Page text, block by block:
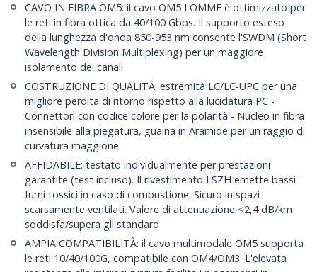
CAVO IN FIBRA OM5: il cavo OM5 LOMMF è ottimizzato per
le reti in fibra ottica da 40/100 Gbps. Il supporto esteso
della lunghezza d'onda 850-953 nm consente l'SWDM (Short
Wavelength Division Multiplexing) per un maggiore
isolamento dei canali
COSTRUZIONE DI QUALITÀ: estremità LC/LC-UPC per una
migliore perdita di ritorno rispetto alla lucidatura PC -
Connettori con codice colore per la polarità - Nucleo in fibra
insensibile alla piegatura, guaina in Aramide per un raggio di
curvatura maggione
AFFIDABILE: testato individualmente per prestazioni
garantite (test incluso). Il rivestimento LSZH emette bassi
fumi tossici in caso di combustione. Sicuro in spazi
scarsamente ventilati. Valore di attenuazione <2,4 dB/km
soddisfa/supera gli standard
AMPIA COMPATIBILITÀ: il cavo multimodale OM5 supporta
le reti 10/40/100G, compatibile con OM4/OM3. L'elevata